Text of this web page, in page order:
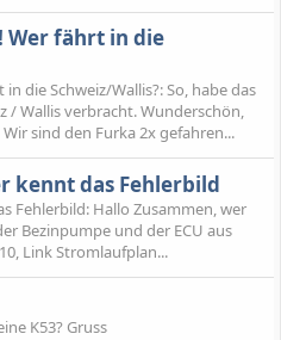
Wer fährt in die
die Schweiz/Wallis?: So, habe das
/ Wallis verbracht. Wunderschön,
sind den Furka 2x gefahren...
kennt das Fehlerbild
Fehlerbild: Hallo Zusammen, wer
Bezinpumpe und der ECU aus
Link Stromlaufplan...
K53? Gruss